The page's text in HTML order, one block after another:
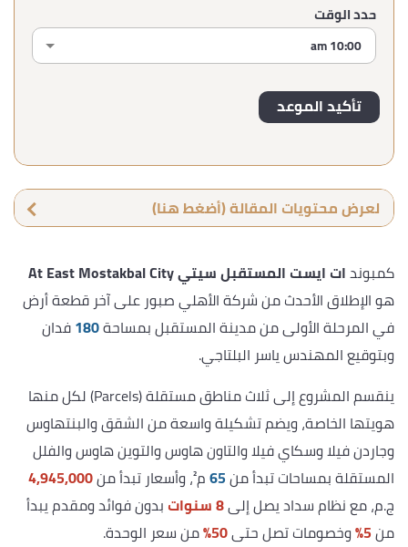
حدد الوقت
لعرض محتويات المقالة (أضغط هنا)
كمبوندات ايست المستقبل سيتي At East Mostakbal City
هو الإطلاق الأحدث من شركة الأهلي صبور على آخر قطعة أرض
في المرحلة الأولى من مدينة المستقبل بمساحة180فدان
وبتوقيع المهندس ياسر البلتاجي.
ينقسم المشروع إلى ثلاث مناطق مستقلة (Parcels) لكل منها
هويتها الخاصة، ويضم تشكيلة واسعة من الشقق والبنتهاوس
وجاردن فيلا وسكاي فيلا والتاون هاوس والتوين هاوس والفلل
المستقلة بمساحات تبدأ من65م²، وأسعار تبدأ من
4,945,000
ج.م، مع نظام سداد يصل إلى8 سنوات
بدون فوائد ومقدم يبدأ
من5% وخصومات تصل حتى50% من سعر الوحدة.